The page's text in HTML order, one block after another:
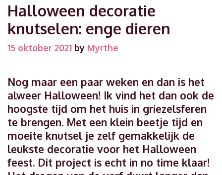
Halloween decoratie
knutselen: enge dieren
15 oktober 2021 by Myrthe
Nog maar een paar weken en dan is het
alweer Halloween! Ik vind het dan ook de
hoogste tijd om het huis in griezelsferen
te brengen. Met een klein beetje tijd en
moeite knutsel je zelf gemakkelijk de
leukste decoratie voor het Halloween
feest. Dit project is echt in no time klaar!